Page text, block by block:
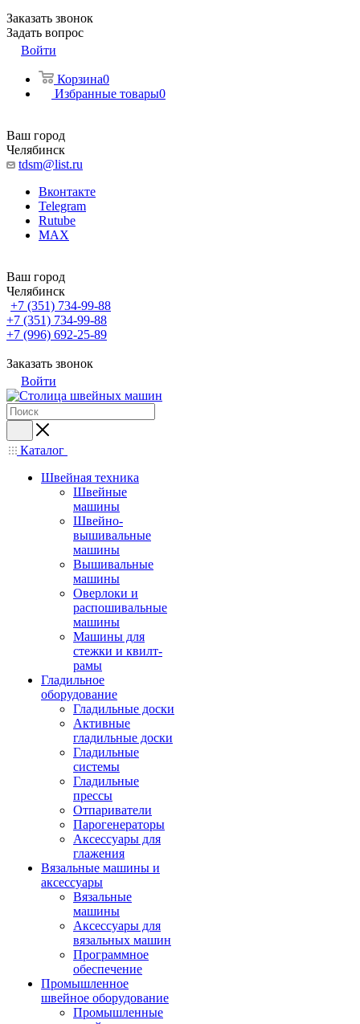
Заказать звонок
Задать вопрос
Войти
Корзина0
Избранные товары0
Ваш город
Челябинск
tdsm@list.ru
Вконтакте
Telegram
Rutube
MAX
Ваш город
Челябинск
+7 (351) 734-99-88
+7 (351) 734-99-88
+7 (996) 692-25-89
Заказать звонок
Войти
Каталог
Швейная техника
Швейные
машины
Швейно-
вышивальные
машины
Вышивальные
машины
Оверлоки и
распошивальные
машины
Машины для
стежки и квилт-
рамы
Гладильное
оборудование
Гладильные доски
Активные
гладильные доски
Гладильные
системы
Гладильные
прессы
Отпариватели
Парогенераторы
Аксессуары для
глажения
Вязальные машины и
аксессуары
Вязальные
машины
Аксессуары для
вязальных машин
Программное
обеспечение
Промышленное
швейное оборудование
Промышленные